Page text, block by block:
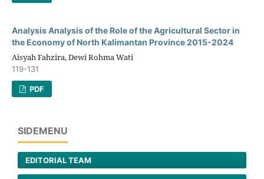
Analysis Analysis of the Role of the Agricultural Sector in
the Economy of North Kalimantan Province 2015-2024
Aisyah Fahzira, Dewi Rohma Wati
119-131
PDF
SIDEMENU
EDITORIAL TEAM